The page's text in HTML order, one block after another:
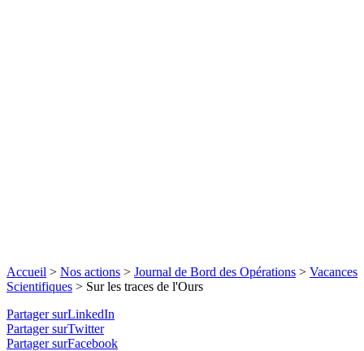
Accueil > Nos actions > Journal de Bord des Opérations > Vacances
Scientifiques > Sur les traces de l'Ours
Partager surLinkedIn
Partager surTwitter
Partager surFacebook